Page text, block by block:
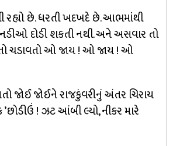
રહ્યો છે. ધરતી ખદખદે છે. આભમાંથી
દોડી શકતી નથી. અને અસવાર તો
ચડાવતો ઓ જાય ! ઓ જાય ! ઓ
જોઈ જોઈને રાજકુંવરીનું અંતર ચિરાય
! ઝટ આંબી લ્યો, નીકર મારે